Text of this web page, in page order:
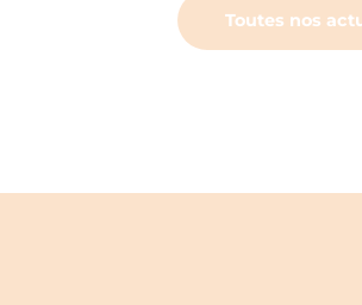
Toutes nos